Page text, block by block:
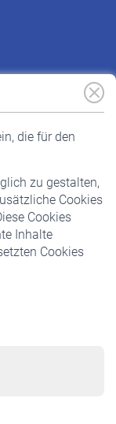
die für den
zu gestalten,
Cookies
Cookies
Inhalte
Cookies